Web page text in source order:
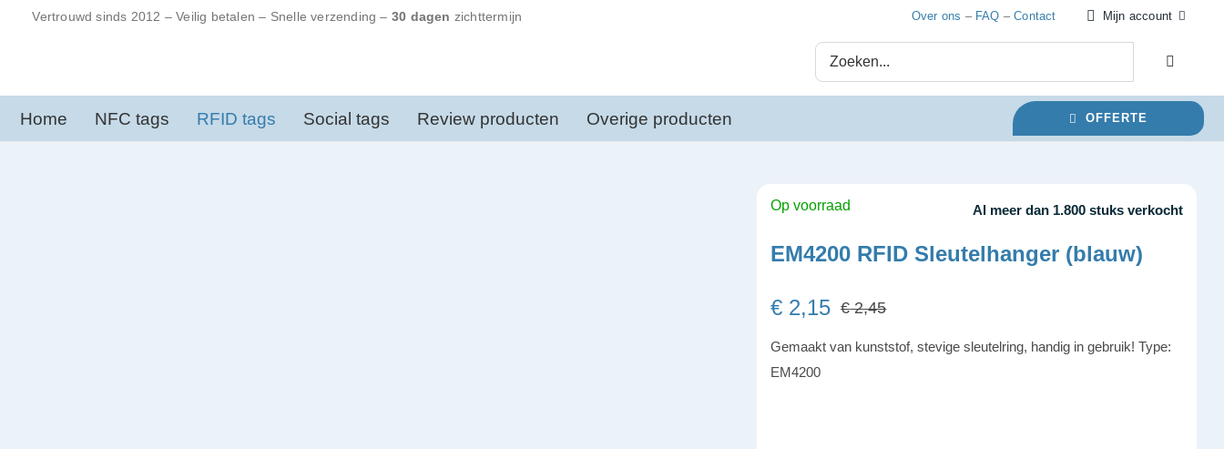
Vertrouwd sinds 2012 – Veilig betalen – Snelle verzending – 30 dagen zichttermijn Over ons – FAQ –Contact Mijn account
Home NFC tags RFID tags Social tags Review producten Overige producten OFFERTE
Op voorraad Al meer dan 1.800 stuks verkocht
EM4200 RFID Sleutelhanger (blauw)
€2,45Oorspronkelijke
prijs
€ 2,15
Huidige
prijs
Gemaakt van kunststof, stevige sleutelring, handig in gebruik! Type:
EM4200